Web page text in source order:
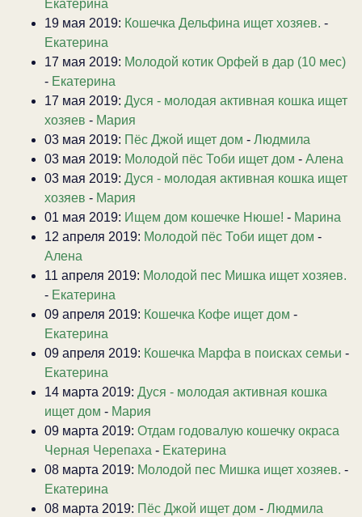
Екатерина
19 мая 2019: Кошечка Дельфина ищет хозяев. -
Екатерина
17 мая 2019: Молодой котик Орфей в дар (10 мес)
- Екатерина
17 мая 2019: Дуся - молодая активная кошка ищет
хозяев - Мария
03 мая 2019: Пёс Джой ищет дом - Людмила
03 мая 2019: Молодой пёс Тоби ищет дом - Алена
03 мая 2019: Дуся - молодая активная кошка ищет
хозяев - Мария
01 мая 2019: Ищем дом кошечке Нюше! - Марина
12 апреля 2019: Молодой пёс Тоби ищет дом -
Алена
11 апреля 2019: Молодой пес Мишка ищет хозяев.
- Екатерина
09 апреля 2019: Кошечка Кофе ищет дом -
Екатерина
09 апреля 2019: Кошечка Марфа в поисках семьи -
Екатерина
14 марта 2019: Дуся - молодая активная кошка
ищет дом - Мария
09 марта 2019: Отдам годовалую кошечку окраса
Черная Черепаха - Екатерина
08 марта 2019: Молодой пес Мишка ищет хозяев. -
Екатерина
08 марта 2019: Пёс Джой ищет дом - Людмила